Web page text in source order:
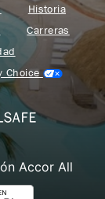
Historia
Carreras
Choice
Accor All